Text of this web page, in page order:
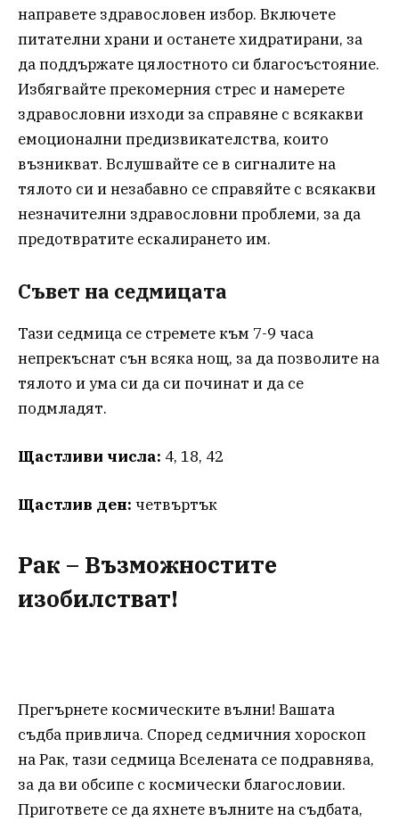
направете здравословен избор. Включете
питателни храни и останете хидратирани, за
да поддържате цялостното си благосъстояние.
Избягвайте прекомерния стрес и намерете
здравословни изходи за справяне с всякакви
емоционални предизвикателства, които
възникват. Вслушвайте се в сигналите на
тялото си и незабавно се справяйте с всякакви
незначителни здравословни проблеми, за да
предотвратите ескалирането им.
Съвет на седмицата
Тази седмица се стремете към 7-9 часа
непрекъснат сън всяка нощ, за да позволите на
тялото и ума си да си починат и да се
подмладят.
Щастливи числа: 4, 18, 42
Щастлив ден: четвъртък
Рак – Възможностите
изобилстват!
Прегърнете космическите вълни! Вашата
съдба привлича. Според седмичния хороскоп
на Рак, тази седмица Вселената се подравнява,
за да ви обсипе с космически благословии.
Пригответе се да яхнете вълните на съдбата,